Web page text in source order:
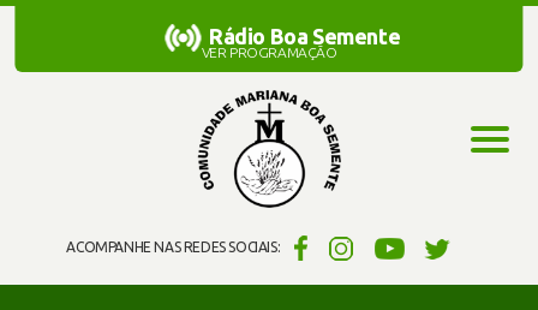
ACOMPANHE NAS REDES SOCIAIS:
Rádio Boa Semente
Rádio Boa Semente
VER PROGRAMAÇÃO